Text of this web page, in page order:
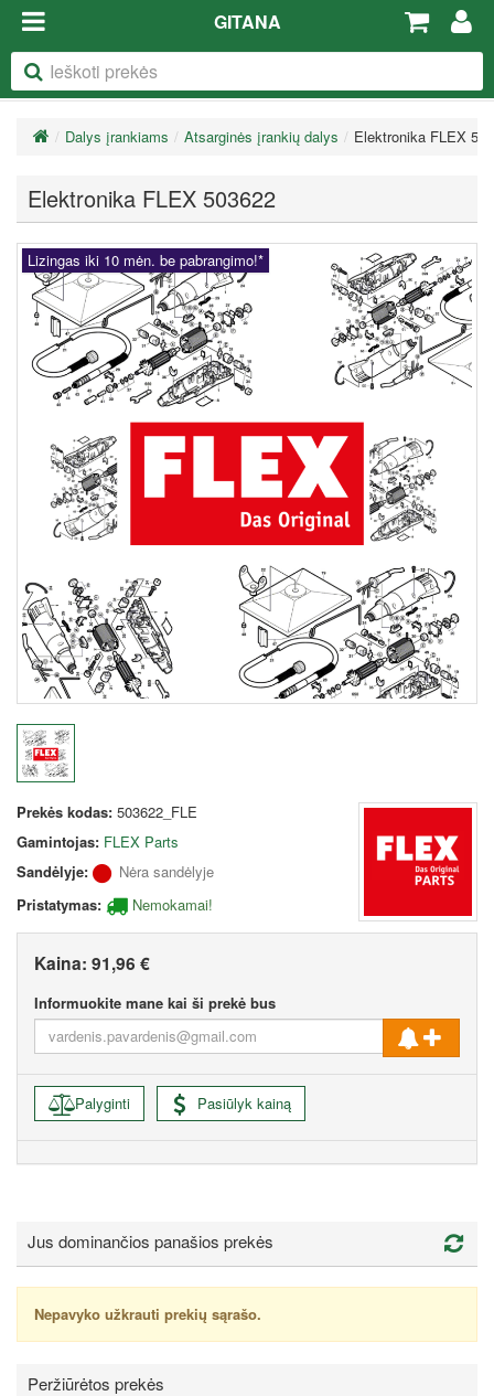
GITANA
Dalys įrankiams Atsarginės įrankių dalys Elektronika FLEX
Elektronika FLEX 503622
Lizingas iki 10 mėn. be pabrangimo!*
Prekės kodas: 503622_FLE
Gamintojas: FLEX Parts
Sandėlyje:
Nėra sandėlyje
Pristatymas:
Nemokamai!
Kaina: 91,96 €
Informuokite mane kai ši prekė bus
Palyginti Pasiūlyk kainą
Jus dominančios panašios prekės
Nepavyko užkrauti prekių sąrašo.
Peržiūrėtos prekės